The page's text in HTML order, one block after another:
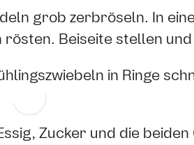
grob zerbröseln. In
Beiseite stellen
in Ringe
Zucker und die